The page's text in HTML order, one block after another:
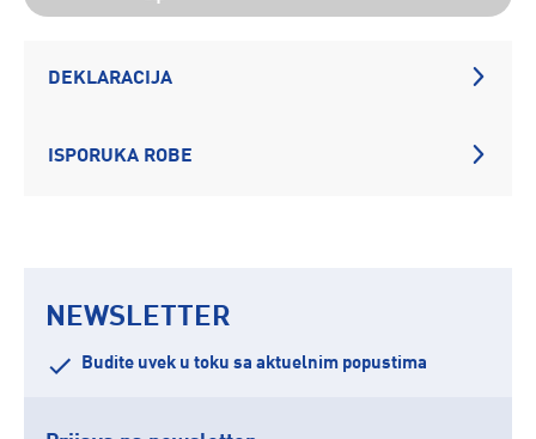
DEKLARACIJA
ISPORUKA ROBE
NEWSLETTER
Budite uvek u toku sa aktuelnim popustima